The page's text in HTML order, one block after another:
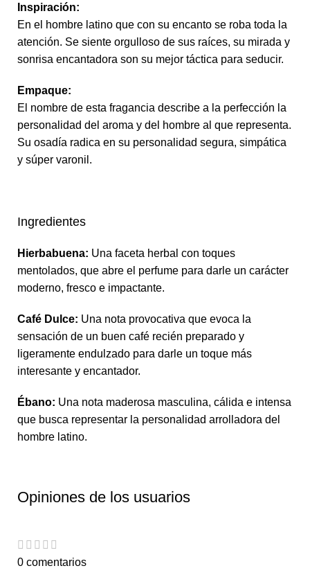
Inspiración:
En el hombre latino que con su encanto se roba toda la
atención. Se siente orgulloso de sus raíces, su mirada y
sonrisa encantadora son su mejor táctica para seducir.
Empaque:
El nombre de esta fragancia describe a la perfección la
personalidad del aroma y del hombre al que representa.
Su osadía radica en su personalidad segura, simpática
y súper varonil.
Ingredientes
Hierbabuena: Una faceta herbal con toques
mentolados, que abre el perfume para darle un carácter
moderno, fresco e impactante.
Café Dulce: Una nota provocativa que evoca la
sensación de un buen café recién preparado y
ligeramente endulzado para darle un toque más
interesante y encantador.
Ébano: Una nota maderosa masculina, cálida e intensa
que busca representar la personalidad arrolladora del
hombre latino.
Opiniones de los usuarios
0 comentarios